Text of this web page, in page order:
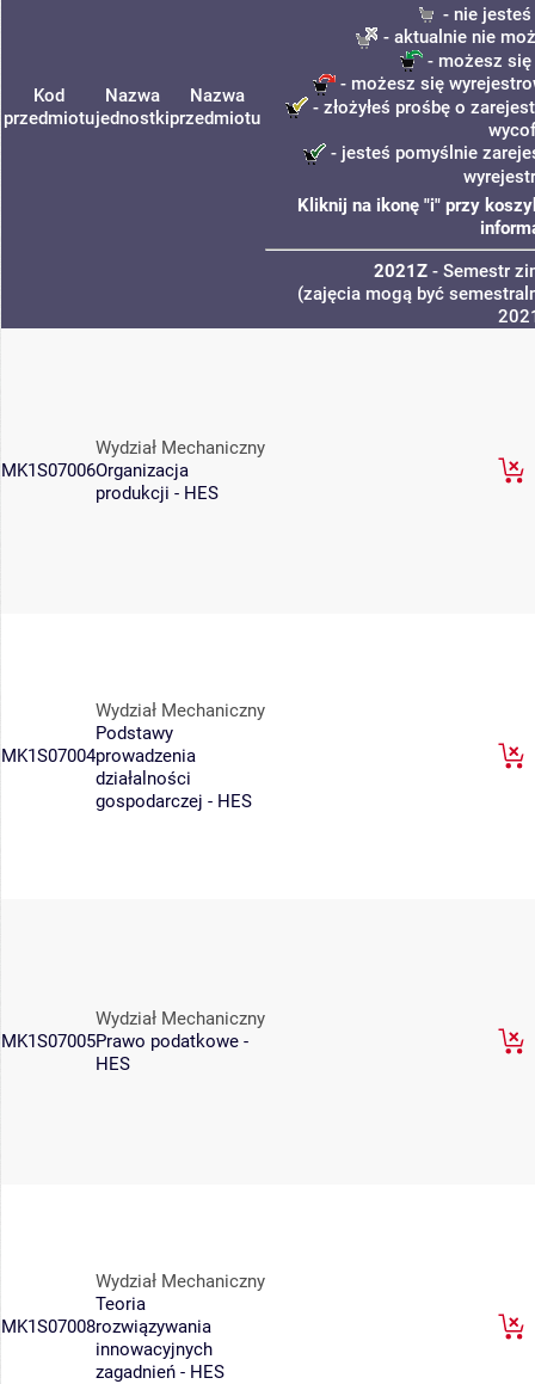
Kod
przedmiotu
Nazwa
jednostki
Nazwa
przedmiotu
- nie
- aktualnie nie
- możesz się
- możesz się
- złożyłeś prośbę o
- jesteś pomyślnie
Kliknij na ikonę "i" przy
2021Z - Semestr
(zajęcia mogą być
MK1S07006
Wydział Mechaniczny
Organizacja
produkcji - HES
MK1S07004
Wydział Mechaniczny
Podstawy
prowadzenia
działalności
gospodarczej - HES
MK1S07005
Wydział Mechaniczny
Prawo podatkowe -
HES
MK1S07008
Wydział Mechaniczny
Teoria
rozwiązywania
innowacyjnych
zagadnień - HES